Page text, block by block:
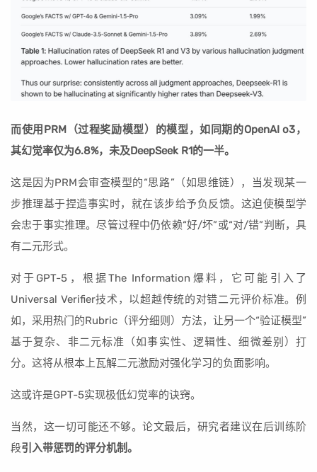
而使用PRM（过程奖励模型）的模型，如同期的OpenAI o3，
其幻觉率仅为6.8%，未及DeepSeek R1的一半。
这是因为PRM会审查模型的“思路”（如思维链），当发现某一
步推理基于捏造事实时，就在该步给予负反馈。这迫使模型学
会忠于事实推理。尽管过程中仍依赖“好/坏”或“对/错”判断，具
有二元形式。
对于GPT-5，根据The Information爆料，它可能引入了
Universal Verifier技术，以超越传统的对错二元评价标准。例
如，采用热门的Rubric（评分细则）方法，让另一个“验证模型”
基于复杂、非二元标准（如事实性、逻辑性、细微差别）打
分。这将从根本上瓦解二元激励对强化学习的负面影响。
这或许是GPT-5实现极低幻觉率的诀窍。
当然，这一切可能还不够。论文最后，研究者建议在后训练阶
段引入带惩罚的评分机制。